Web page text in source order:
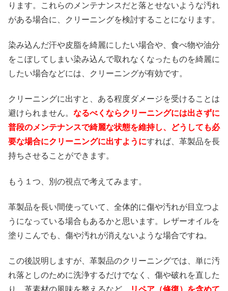
ります。これらのメンテナンスだと落とせないような汚れ
がある場合に、クリーニングを検討することになります。
染み込んだ汗や皮脂を綺麗にしたい場合や、食べ物や油分
をこぼしてしまい染み込んで取れなくなったものを綺麗に
したい場合などには、クリーニングが有効です。
クリーニングに出すと、ある程度ダメージを受けることは
避けられません。 なるべくならクリーニングには出さずに
普段のメンテナンスで綺麗な状態を維持し、どうしても必
要な場合にクリーニングに出すようにすれば、革製品を長
持ちさせることができます。
もう１つ、別の視点で考えてみます。
革製品を長い間使っていて、全体的に傷や汚れが目立つよ
うになっている場合もあるかと思います。レザーオイルを
塗りこんでも、傷や汚れが消えないような場合ですね。
この後説明しますが、革製品のクリーニングでは、単に汚
れ落としのために洗浄するだけでなく、傷や破れを直した